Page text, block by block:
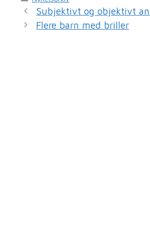
e
b
l
e
dI
Subjektivt og objektivt
Flere barn med briller